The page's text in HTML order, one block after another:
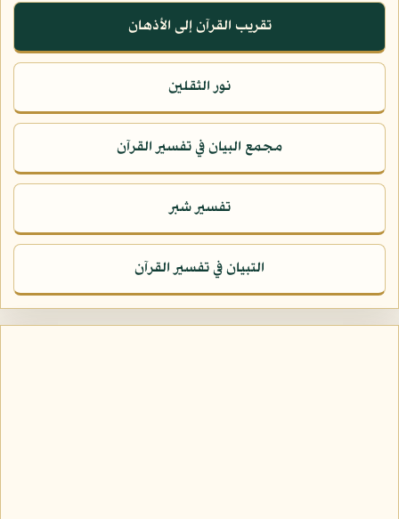
تقريب القرآن إلى الأذهان
نور الثقلين
مجمع البيان في تفسير القرآن
تفسير شبر
التبيان في تفسير القرآن